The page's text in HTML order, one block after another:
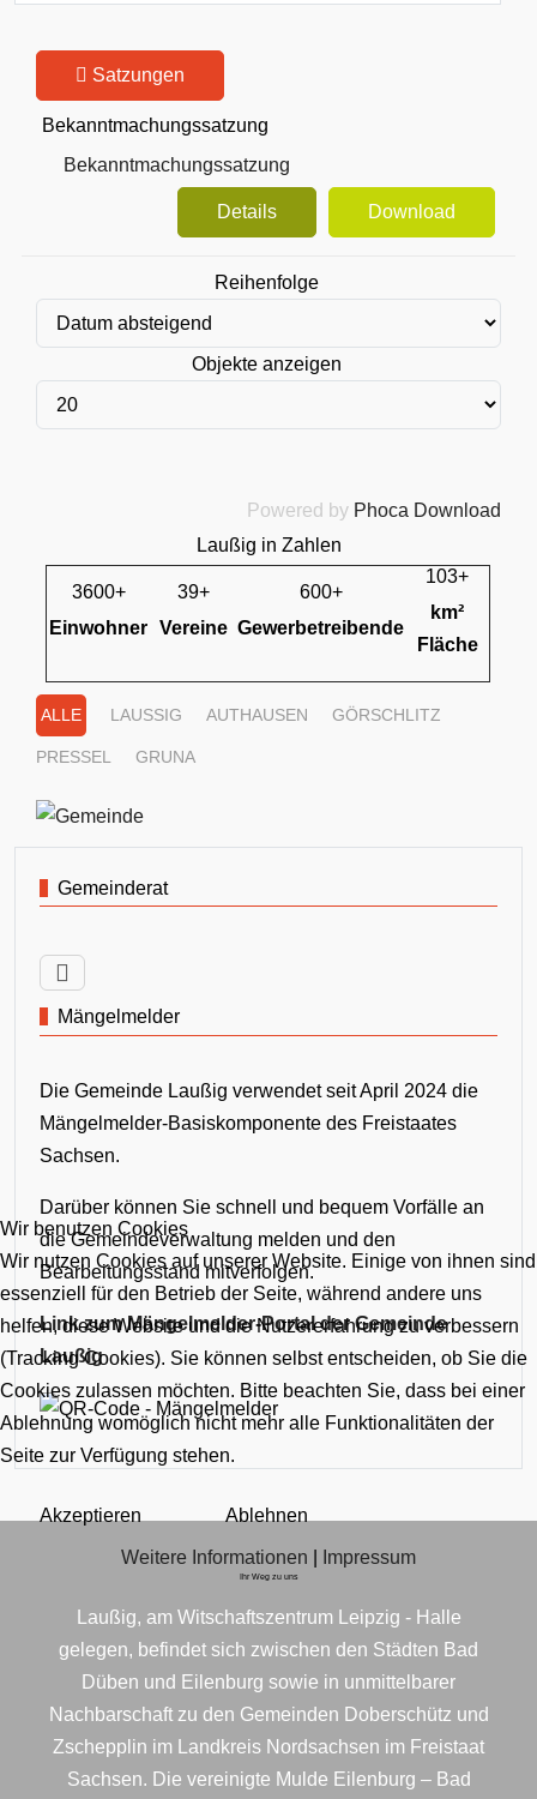
Satzungen
Bekanntmachungssatzung
Bekanntmachungssatzung
Download
Details
Reihenfolge
Objekte anzeigen
Powered by Phoca Download
Laußig in Zahlen
3600+
Einwohner
39+
Vereine
600+
Gewerbetreibende
103+
km²
Fläche
ALLE LAUSSIG AUTHAUSEN GÖRSCHLITZ
PRESSEL GRUNA
Gemeinderat
Mängelmelder
Die Gemeinde Laußig verwendet seit April 2024 die
Mängelmelder-Basiskomponente des Freistaates
Sachsen.
Darüber können Sie schnell und bequem Vorfälle an
die Gemeindeverwaltung melden und den
Bearbeitungsstand mitverfolgen.
Link zum Mängelmelder-Portal der Gemeinde
Laußig
Ihr Weg zu uns
Laußig, am Witschaftszentrum Leipzig - Halle
gelegen, befindet sich zwischen den Städten Bad
Düben und Eilenburg sowie in unmittelbarer
Nachbarschaft zu den Gemeinden Doberschütz und
Zschepplin im Landkreis Nordsachsen im Freistaat
Sachsen. Die vereinigte Mulde Eilenburg – Bad
Wir benutzen Cookies
Wir nutzen Cookies auf unserer Website. Einige von ihnen sind
essenziell für den Betrieb der Seite, während andere uns
helfen, diese Website und die Nutzererfahrung zu verbessern
(Tracking Cookies). Sie können selbst entscheiden, ob Sie die
Cookies zulassen möchten. Bitte beachten Sie, dass bei einer
Ablehnung womöglich nicht mehr alle Funktionalitäten der
Seite zur Verfügung stehen.
Akzeptieren Ablehnen
Weitere Informationen Impressum